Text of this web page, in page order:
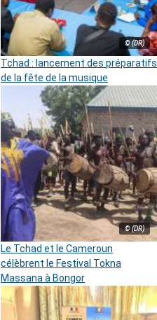
© (DR)
Tchad : lancement des préparatifs
de la fête de la musique
© (DR)
Le Tchad et le Cameroun
célèbrent le Festival Tokna
Massana à Bongor